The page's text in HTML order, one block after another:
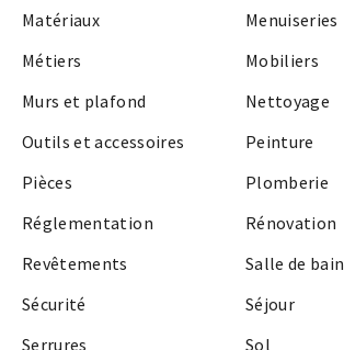
Matériaux
Menuiseries
Métiers
Mobiliers
Murs et plafond
Nettoyage
Outils et accessoires
Peinture
Pièces
Plomberie
Réglementation
Rénovation
Revêtements
Salle de bain
Sécurité
Séjour
Serrures
Sol